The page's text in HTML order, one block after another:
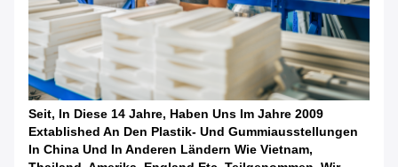
Seit, In Diese 14 Jahre, Haben Uns Im Jahre 2009
Extablished An Den Plastik- Und Gummiausstellungen
In China Und In Anderen Ländern Wie Vietnam,